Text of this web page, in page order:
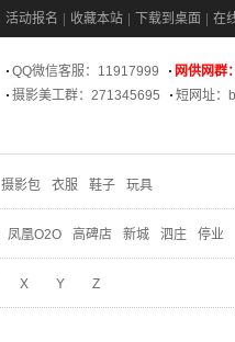
活动报名 收藏本站 下载到桌面 在
QQ微信客服：11917999
网供网群
摄影美工群：271345695
短网址：
摄影包 衣服 鞋子 玩具
凤凰O2O 高碑店 新城 泗庄 停业
X Y Z